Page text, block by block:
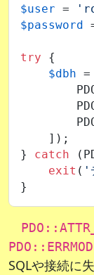
$user =
$password
try {
$dbh =
    ]);
} catch
exit ( '
SQLや接続に